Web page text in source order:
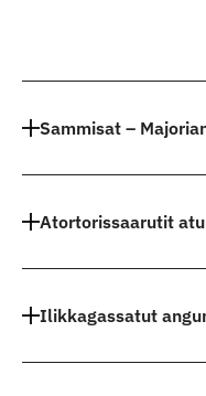
Sammisat –
Atortorissaarutit
Ilikkagassatut